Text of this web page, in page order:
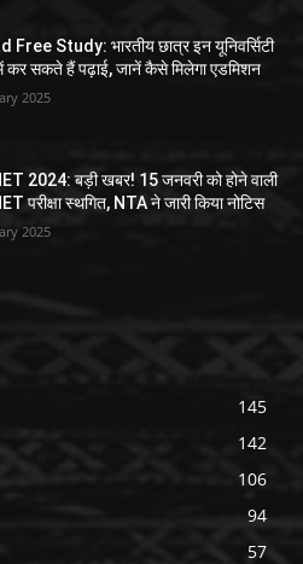
Free Study: भारतीय छात्र इन यूनिवर्सिटी
कर सकते हैं पढ़ाई, जानें कैसे मिलेगा एडमिशन
2025
2024: बड़ी खबर! 15 जनवरी को होने वाली
परीक्षा स्थगित, NTA ने जारी किया नोटिस
2025
145
142
106
94
57